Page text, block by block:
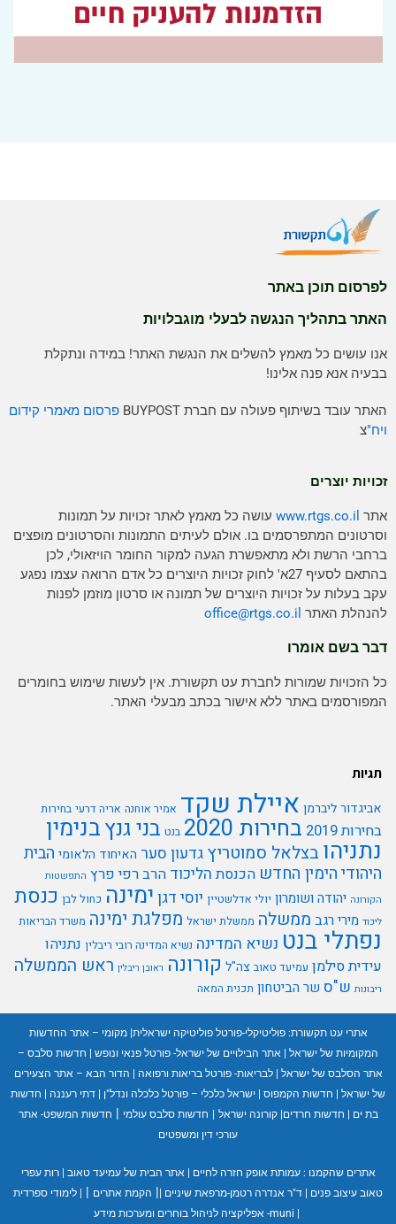
לפרסום תוכן באתר
האתר בתהליך הנגשה לבעלי מוגבלויות
אנו עושים כל מאמץ להשלים את הנגשת האתר! במידה ונתקלת
בבעיה אנא פנה אלינו!
האתר עובד בשיתוף פעולה עם חברת BUYPOST
פרסום מאמרי קידום
ויח"צ
זכויות יוצרים
אתר www.rtgs.co.il עושה כל מאמץ לאתר זכויות על תמונות
וסרטונים המתפרסמים בו. אולם לעיתים התמונות והסרטונים מופצים
ברחבי הרשת ולא מתאפשרת הגעה למקור החומר הויזאולי, לכן
בהתאם לסעיף 27א' לחוק זכויות היוצרים כל אדם הרואה עצמו נפגע
עקב בעלות על זכויות היוצרים של תמונה או סרטון מוזמן לפנות
להנהלת האתר
office@rtgs.co.il
דבר בשם אומרו
כל הזכויות שמורות לחברת עט תקשורת. אין לעשות שימוש בחומרים
המפורסמים באתר ללא אישור בכתב מבעלי האתר.
תגיות
אביגדור ליברמן איילת שקד אמיר אוחנה אריה דרעי בחירות
בחירות 2019 בחירות 2020 בנט בני גנץבנימין
נתניהובצלאל סמוטריץ גדעון סער האיחוד הלאומי הבית
היהודיהימין החדש הכנסת הליכוד הרב רפי פרץ התפשטות
הקורונה יהודה ושומרון יולי אדלשטיין יוסי דגן ימינה כחול לבן כנסת
ליכוד מירי רגב ממשלה ממשלת ישראל מפלגת ימינה משרד הבריאות
נפתלי בנט נשיא המדינה נשיא המדינה רובי ריבלין נתניהו
עידית סילמן עמיעד טאוב צה"ל קורונה ראובן ריבלין ראש הממשלה
ריבונות ש"ס שר הביטחון תכנית המאה
אתרי עט תקשורת:פוליטיקלי-פורטל פוליטיקה ישראלית |מקומי – אתר החדשות
המקומיות של ישראל
אתר הבילויים של ישראל- פורטל פנאי ונופש
חדשות סלבס –
אתר הסלבס של ישראל |לבריאות- פורטל בריאות ורפואה
הדור הבא – אתר הצעירים
של ישראל
חדשות הקמפוס ישראל כלכלי – פורטל כלכלה ונדל"ן דתי רעננה
חדשות
בת ים
חדשות חרדים |קורונה ישראל חדשות סלבס עולמי | חדשות המשפט- אתר
עורכי דין ומשפטים
אתרים שהקמנו :עמותת אופק חזרה לחיים אתר הבית של עמיעד טאוב |רות עפרי
טאוב עיצוב פנים
ד"ר אנדרה רטמן-מרפאת שיניים | הקמת אתרים |
לימודי ספרדית
muni- אפליקציה לניהול בוחרים ומערכות מידע